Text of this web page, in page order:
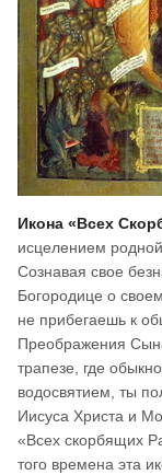
Икона «Всех
исцелением
Сознавая свое
Богородице о
не прибегаешь к
Преображения
трапезе, где
водосвятием, ты
Иисуса Христа и
«Всех скорбящих
того времена эта